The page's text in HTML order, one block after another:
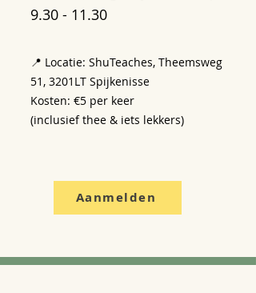
9.30 - 11.30
📍 Locatie: ShuTeaches, Theemsweg
51, 3201LT Spijkenisse
Kosten: €5 per keer
(inclusief thee & iets lekkers)
Aanmelden